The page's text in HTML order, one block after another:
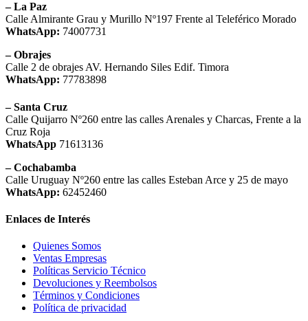
– La Paz
Calle Almirante Grau y Murillo Nº197 Frente al Teleférico Morado
WhatsApp: 74007731
– Obrajes
Calle 2 de obrajes AV. Hernando Siles Edif. Timora
WhatsApp: 77783898
– Santa Cruz
Calle Quijarro Nº260 entre las calles Arenales y Charcas, Frente a la
Cruz Roja
WhatsApp 71613136
– Cochabamba
Calle Uruguay Nº260 entre las calles Esteban Arce y 25 de mayo
WhatsApp: 62452460
Enlaces de Interés
Quienes Somos
Ventas Empresas
Políticas Servicio Técnico
Devoluciones y Reembolsos
Términos y Condiciones
Política de privacidad